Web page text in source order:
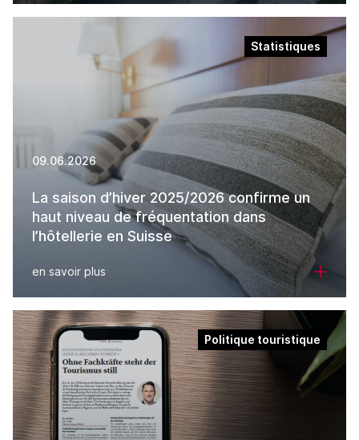
Statistiques
09.06.2026
La saison d’hiver 2025/2026 confirme un
haut niveau de fréquentation dans
l’hôtellerie en Suisse
en savoir plus
Politique touristique